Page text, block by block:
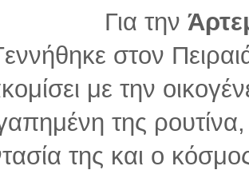
Για την
στον
με την
της
της και ο